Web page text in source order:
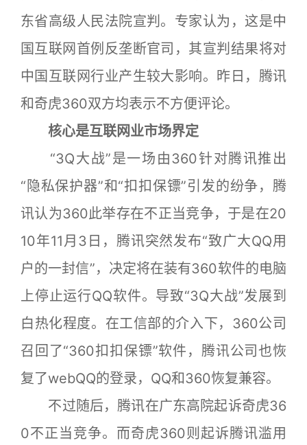
东省高级人民法院宣判。专家认为，这是中
国互联网首例反垄断官司，其宣判结果将对
中国互联网行业产生较大影响。昨日，腾讯
和奇虎360双方均表示不方便评论。
核心是互联网业市场界定
“3Q大战”是一场由360针对腾讯推出
“隐私保护器”和“扣扣保镖”引发的纷争，腾
讯认为360此举存在不正当竞争，于是在20
10年11月3日，腾讯突然发布“致广大QQ用
户的一封信”，决定将在装有360软件的电脑
上停止运行QQ软件。导致“3Q大战”发展到
白热化程度。在工信部的介入下，360公司
召回了“360扣扣保镖”软件，腾讯公司也恢
复了webQQ的登录，QQ和360恢复兼容。
不过随后，腾讯在广东高院起诉奇虎36
0不正当竞争。而奇虎360则起诉腾讯滥用